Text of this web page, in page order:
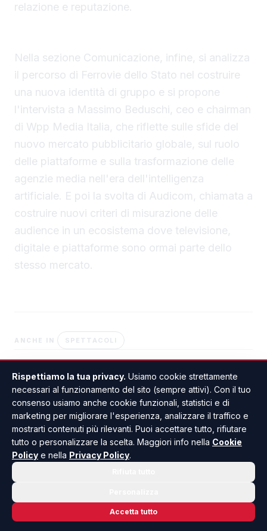
relazione e reputazione.
Nella sezione Comunicazione, infine, si analizza
il percorso di Ferrovie dello Stato nel costruire
una nuova identità di gruppo e si propone
l'intervista a Massimo Beduschi, ceo e chairman
di Wpp Media Italia, che riflette sulle sfide del
nuovo mercato pubblicitario globale, sul ruolo
delle piattaforme e sulla trasformazione delle
agenzie media nell'era dell'intelligenza
artificiale. E poi la svolta di Audicom, chiamata a
costruire nuovi criteri di misurazione delle
audience in un ecosistema dove televisione,
digitale e piattaforme sono ormai parte dello
stesso mercato.
ANCHE IN SPETTACOLI
#INFORMAZIONE #PRIMA COMUNICAZIONE
#ACQUISIZIONI
I
Rispettiamo la tua privacy. Usiamo cookie strettamente
necessari al funzionamento del sito (sempre attivi). Con il tuo
consenso usiamo anche cookie funzionali, statistici e di
marketing per migliorare l'esperienza, analizzare il traffico e
mostrarti contenuti più rilevanti. Puoi accettare tutto, rifiutare
tutto o personalizzare la scelta. Maggiori info nella Cookie
Policy e nella Privacy Policy.
Accetta tutto